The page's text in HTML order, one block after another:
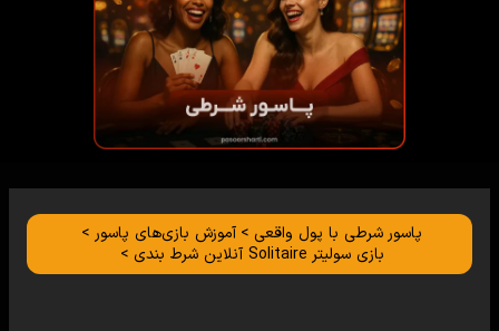
پاسور شرطی با پول واقعی
آموزش بازی‌های پاسور
بازی سولیتر Solitaire آنلاین شرط بندی